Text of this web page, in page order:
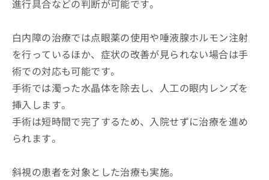
進行具合などの判断が可能です。
白内障の治療では点眼薬の使用や唾液腺ホルモン注射
を行っているほか、症状の改善が見られない場合は手
術での対応も可能です。
手術では濁った水晶体を除去し、人工の眼内レンズを
挿入します。
手術は短時間で完了するため、入院せずに治療を進め
られます。
斜視の患者を対象とした治療も実施。